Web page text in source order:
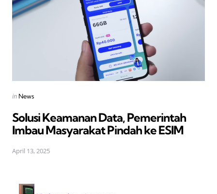
Posted
in News
Solusi Keamanan Data, Pemerintah
Imbau Masyarakat Pindah ke ESIM
April 13, 2025